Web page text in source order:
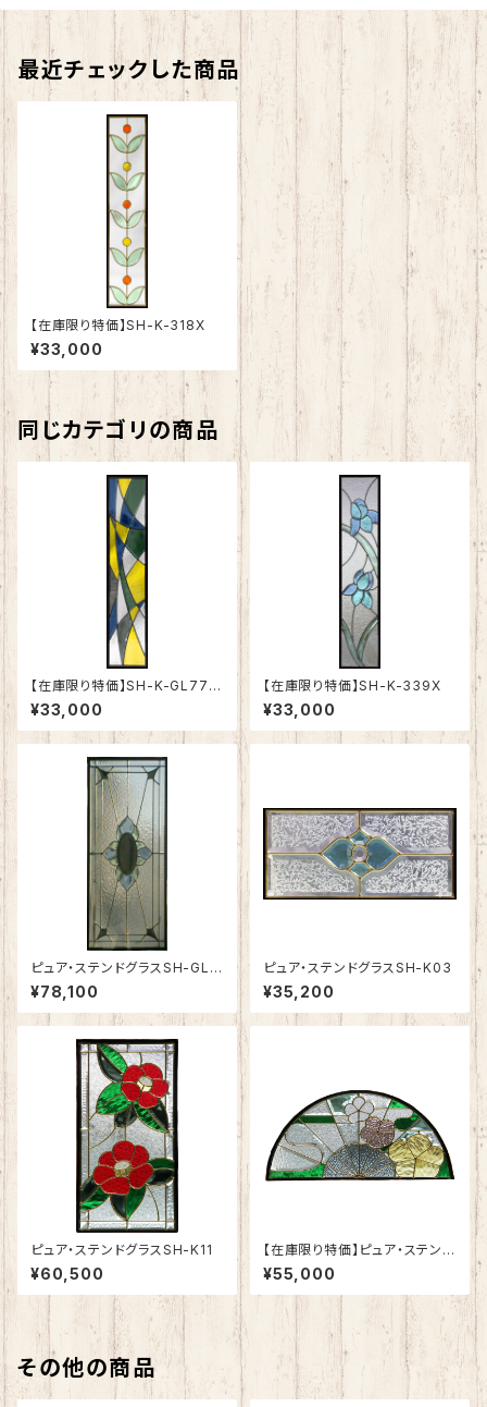
最近チェックした商品
【在庫限り特価】SH-K-318X
¥33,000
同じカテゴリの商品
【在庫限り特価】SH-K-GL77B
K
¥33,000
【在庫限り特価】SH-K-339X
¥33,000
ピュア・ステンドグラスSH-GL7
3
¥78,100
ピュア・ステンドグラスSH-K03
¥35,200
ピュア・ステンドグラスSH-K11
¥60,500
【在庫限り特価】ピュア・ステンド
グラスSH-K12
¥55,000
その他の商品